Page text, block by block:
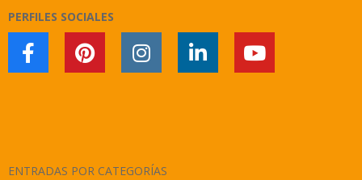
PERFILES SOCIALES
ENTRADAS POR CATEGORÍAS